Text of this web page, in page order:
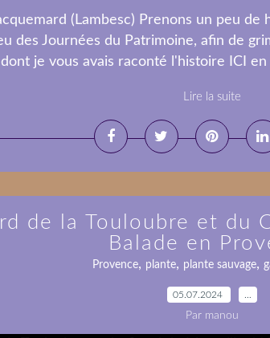
(Lambesc) Prenons un peu
des Journées du Patrimoine, afin de
je vous avais raconté l'histoire ICI en
Lire la suite
de la Touloubre et du
Balade en
Provence, plante, plante sauvage,
05.07.2024
Par manou